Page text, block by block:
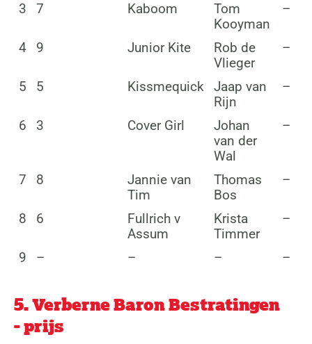
3 7 Kaboom
Tom
Kooyman
–
4 9 Junior Kite
Rob de
Vlieger
–
5 5 Kissmequick
Jaap van
Rijn
–
6 3 Cover Girl
Johan
van der
Wal
–
7 8
Jannie van
Tim
Thomas
Bos
–
8 6
Fullrich v
Assum
Krista
Timmer
–
9 – – – –
5. Verberne Baron Bestratingen
- prijs